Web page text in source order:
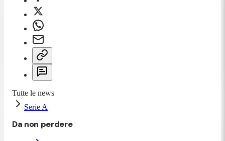
Tutte le news
Serie A
Da non perdere